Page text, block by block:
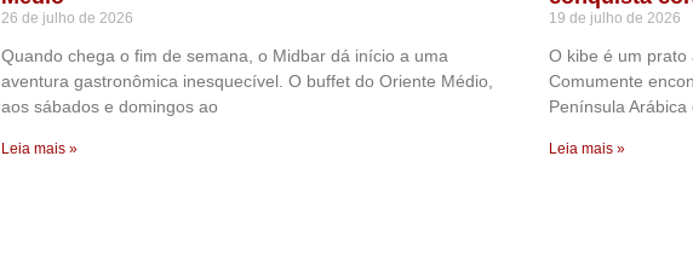
26 de julho de 2026
Quando chega o fim de semana, o Midbar dá início a uma
aventura gastronômica inesquecível. O buffet do Oriente Médio,
aos sábados e domingos ao
Leia mais »
19 de julho de 2026
O kibe é um prato
Comumente
Península
Leia mais »